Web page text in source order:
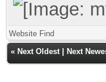
Website Find
« Next Oldest| Next